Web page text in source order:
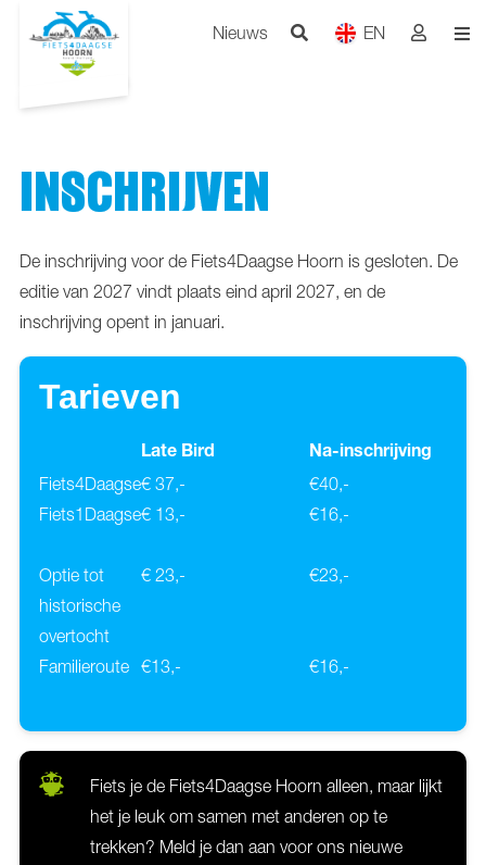
Nieuws EN
INSCHRIJVEN
De inschrijving voor de Fiets4Daagse Hoorn is gesloten. De
editie van 2027 vindt plaats eind april 2027, en de
inschrijving opent in januari.
Tarieven
Late Bird Na-inschrijving
Fiets4Daagse€ 37,-
€40,-
Fiets1Daagse€ 13,- €16,-
Optie tot
historische
overtocht
€ 23,- €23,-
Familieroute €13,- €16,-
Fiets je de Fiets4Daagse Hoorn alleen, maar lijkt
het je leuk om samen met anderen op te
trekken? Meld je dan aan voor ons nieuwe